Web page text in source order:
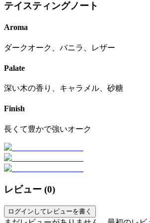
テイスティングノート
Aroma
ダークオーク、バニラ、レザー
Palate
深い木の香り、キャラメル、砂糖
Finish
長くて豊かで強いオーク
レビュー (0)
ログインしてレビューを書く